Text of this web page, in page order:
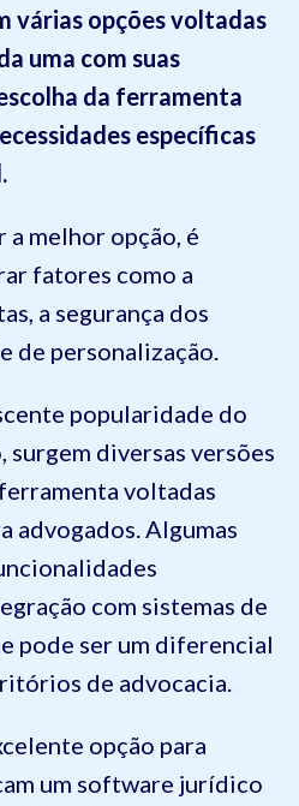
várias opções voltadas
uma com suas
da ferramenta
específicas
a melhor opção, é
fatores como a
a segurança dos
de personalização.
popularidade do
diversas versões
voltadas
advogados. Algumas
com sistemas de
pode ser um diferencial
de advocacia.
opção para
um software jurídico